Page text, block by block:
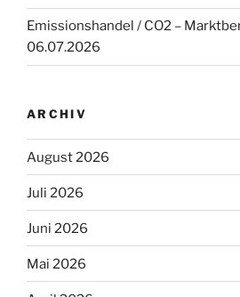
Emissionshandel / CO2 –
06.07.2026
ARCHIV
August 2026
Juli 2026
Juni 2026
Mai 2026